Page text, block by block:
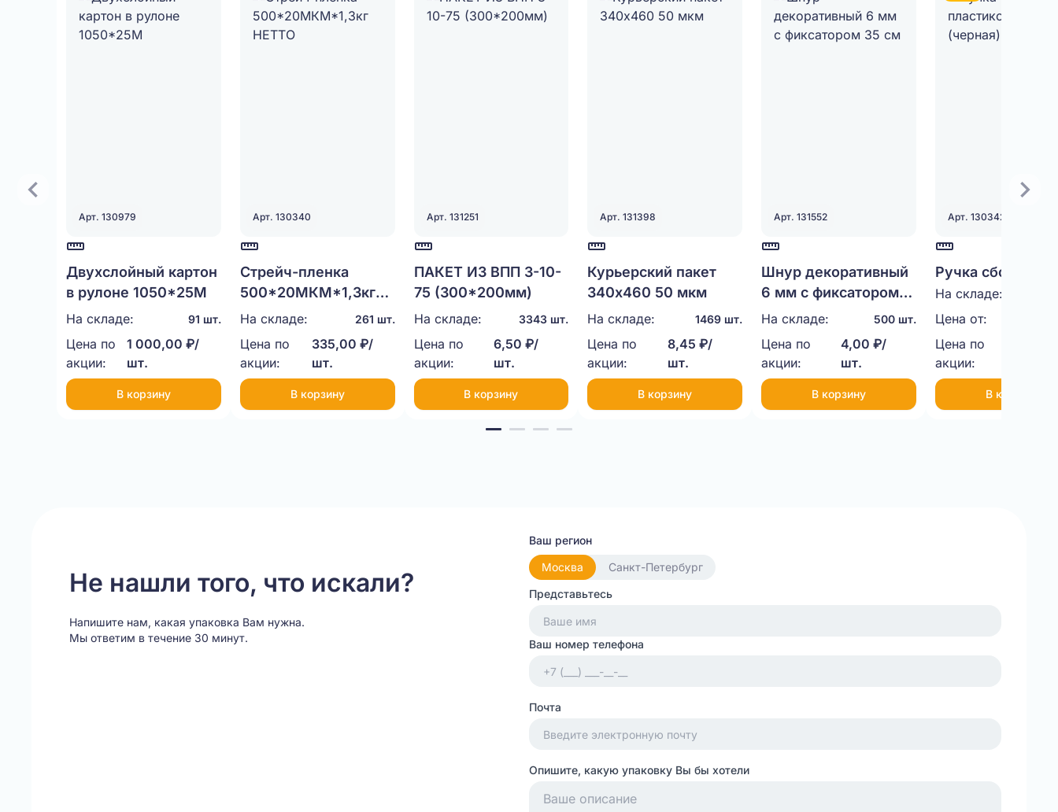
Арт. 130979
Двухслойный картон
в рулоне 1050*25М
На складе: 91 шт.
Цена по
акции:
1 000,00 ₽/
шт.
В корзину
Арт. 130340
Стрейч-пленка
500*20МКМ*1,3кг
НЕТТО
На складе: 261 шт.
Цена по
акции:
335,00 ₽/
шт.
В корзину
Арт. 131251
ПАКЕТ ИЗ ВПП 3-10-
75 (300*200мм)
На складе: 3343 шт.
Цена по
акции:
6,50 ₽/
шт.
В корзину
Арт. 131398
Курьерский пакет
340х460 50 мкм
На складе: 1469 шт.
Цена по
акции:
8,45 ₽/
шт.
В корзину
Арт. 131552
Шнур декоративный
6 мм с фиксатором
35 см
На складе: 500 шт.
Цена по
акции:
4,00 ₽/
шт.
В корзину
Арт. 130342
Ручка сборная
пластиковая
На складе:
Цена от:
Цена по
акции:
В корзину
Не нашли того, что искали?
Напишите нам, какая упаковка Вам нужна.
Мы ответим в течение 30 минут.
Ваш регион
Москва
Санкт-Петербург
Представьтесь
Ваш номер телефона
Почта
Опишите, какую упаковку Вы бы хотели